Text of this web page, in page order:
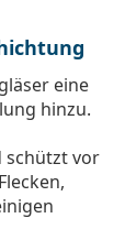
eine
hinzu.
schützt vor